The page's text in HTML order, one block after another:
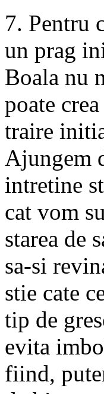
7. Pentru
un prag
Boala nu
poate
traire
Ajungem
intretine
cat vom
starea de
sa-si
stie cate
tip de
evita
fiind,